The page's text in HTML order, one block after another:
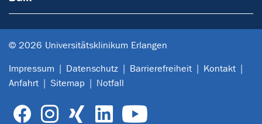
© 2026 Universitätsklinikum Erlangen
Impressum Datenschutz Barrierefreiheit
Kontakt
Anfahrt
Sitemap Notfall